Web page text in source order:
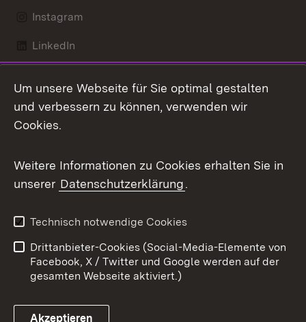
Instagram
LinkedIn
X / Twitter
Youtube
Kontakt
Datenschutz
Barrierefreiheit
Impressum
Cookies
Um unsere Webseite für Sie optimal gestalten
und verbessern zu können, verwenden wir
Cookies.
Weitere Informationen zu Cookies erhalten Sie in
unserer Datenschutzerklärung.
Technisch notwendige Cookies
Drittanbieter-Cookies (Social-Media-Elemente von
Facebook, X / Twitter und Google werden auf der
gesamten Webseite aktiviert.)
Akzeptieren